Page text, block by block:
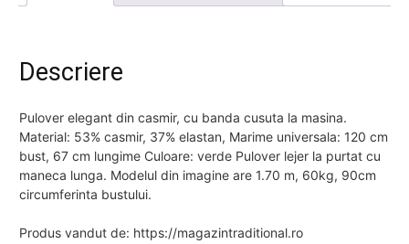
Descriere
Pulover elegant din casmir, cu banda cusuta la masina.
Material: 53% casmir, 37% elastan, Marime universala: 120 cm
bust, 67 cm lungime Culoare: verde Pulover lejer la purtat cu
maneca lunga. Modelul din imagine are 1.70 m, 60kg, 90cm
circumferinta bustului.
Produs vandut de: https://magazintraditional.ro